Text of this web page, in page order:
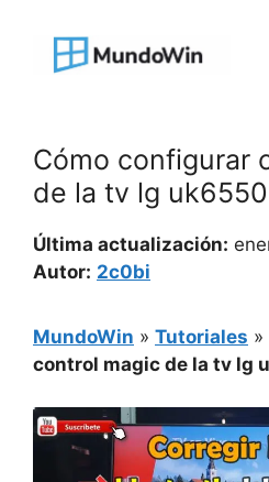
contenido
Cómo configurar
de la tv lg uk6550
Última actualización:
Autor: 2c0bi
MundoWin » Tutoriales »
control magic de la tv lg